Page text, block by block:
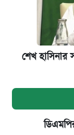
শেখ হাসিনার